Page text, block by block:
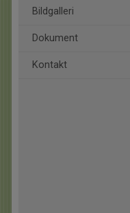
Bildgalleri
Dokument
Kontakt